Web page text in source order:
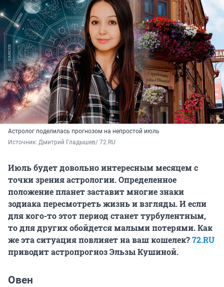
Астролог поделилась прогнозом на непростой июль
Источник: Дмитрий Гладышев/ 72.RU
Июль будет довольно интересным месяцем с
точки зрения астрологии. Определенное
положение планет заставит многие знаки
зодиака пересмотреть жизнь и взгляды. И если
для кого-то этот период станет турбулентным,
то для других обойдется малыми потерями. Как
же эта ситуация повлияет на ваш кошелек?72.RU
приводит астропрогноз Эльзы Кушиной.
Овен